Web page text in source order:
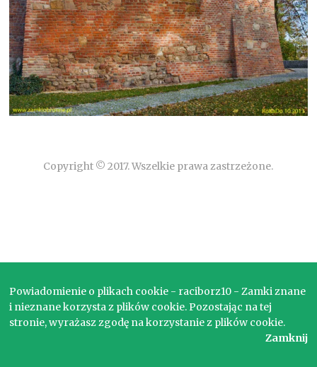
Copyright © 2017. Wszelkie prawa zastrzeżone.
Powiadomienie o plikach cookie - raciborz10 - Zamki znane
i nieznane korzysta z plików cookie. Pozostając na tej
stronie, wyrażasz zgodę na korzystanie z plików cookie.
Zamknij